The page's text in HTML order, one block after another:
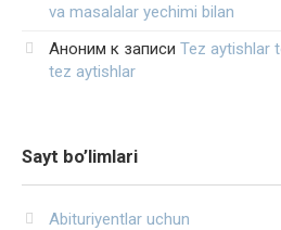
va masalalar yechimi bilan
Аноним к записи Tez aytishlar
tez aytishlar
Sayt bo’limlari
Abituriyentlar uchun